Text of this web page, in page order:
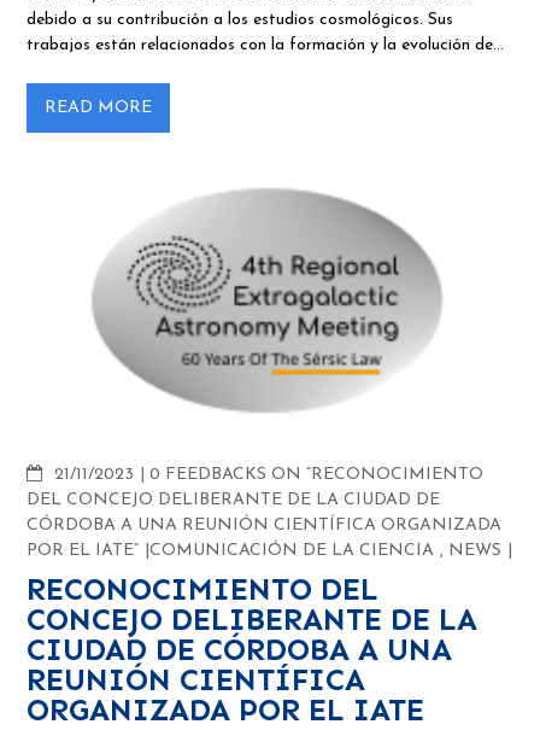
debido a su contribución a los estudios cosmológicos. Sus
trabajos están relacionados con la formación y la evolución de…
READ MORE
21/11/2023 COMMENTS
0 FEEDBACKS ON “RECONOCIMIENTO
DEL CONCEJO DELIBERANTE DE LA CIUDAD DE
CÓRDOBA A UNA REUNIÓN CIENTÍFICA ORGANIZADA
POR EL IATE”
COMUNICACIÓN DE LA CIENCIA , NEWS
RECONOCIMIENTO DEL
CONCEJO DELIBERANTE DE LA
CIUDAD DE CÓRDOBA A UNA
REUNIÓN CIENTÍFICA
ORGANIZADA POR EL IATE